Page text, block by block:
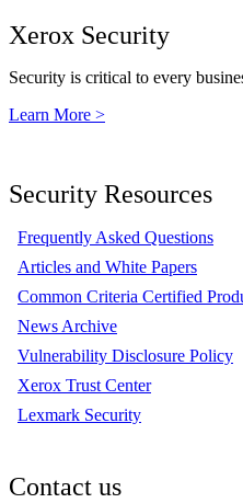
Xerox Security
Security is critical to every
Learn More >
Security Resources
Frequently Asked Questions
Articles and White Papers
Common Criteria Certified
News Archive
Vulnerability Disclosure Policy
Xerox Trust Center
Lexmark Security
Contact us